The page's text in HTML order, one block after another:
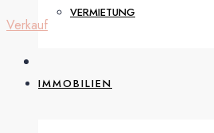
VERMIETUNG
IMMOBILIEN
Verkauf